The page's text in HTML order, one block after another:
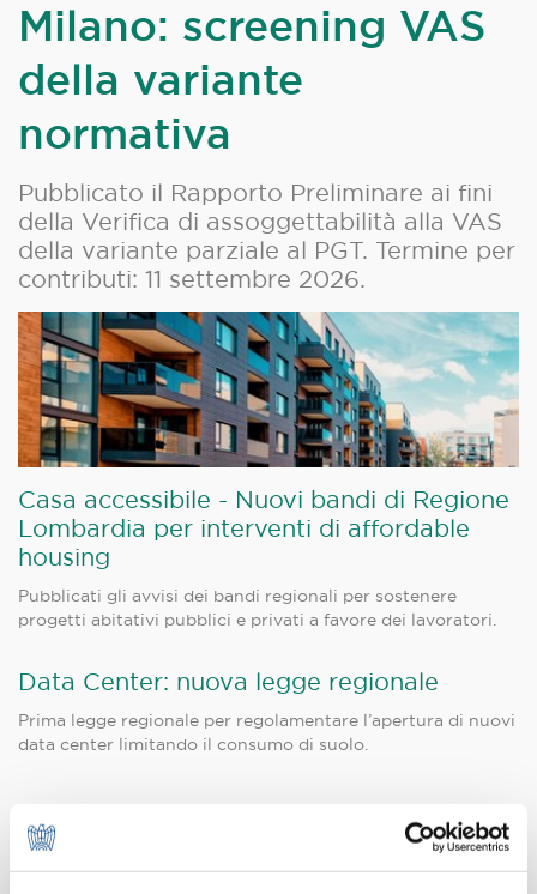
Milano: screening VAS
della variante
normativa
Pubblicato il Rapporto Preliminare ai fini
della Verifica di assoggettabilità alla VAS
della variante parziale al PGT. Termine per
contributi: 11 settembre 2026.
Casa accessibile - Nuovi bandi di Regione
Lombardia per interventi di affordable
housing
Pubblicati gli avvisi dei bandi regionali per sostenere
progetti abitativi pubblici e privati a favore dei lavoratori.
Data Center: nuova legge regionale
Prima legge regionale per regolamentare l’apertura di nuovi
data center limitando il consumo di suolo.